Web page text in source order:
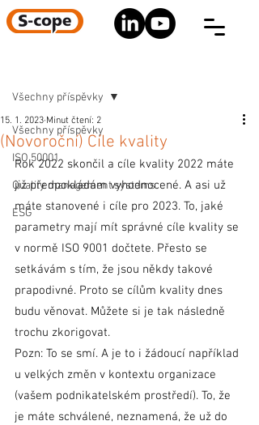
Všechny příspěvky
ISO 50001
Quality management systems
ESG
Všechny příspěvky
(Novoroční) Cíle kvality
15. 1. 2023 Minut čtení: 2
Rok 2022 skončil a cíle kvality 2022 máte
již předpokládám vyhodnocené. A asi už
máte stanovené i cíle pro 2023. To, jaké
parametry mají mít správné cíle kvality se
v normě ISO 9001 dočtete. Přesto se
setkávám s tím, že jsou někdy takové
prapodivné. Proto se cílům kvality dnes
budu věnovat. Můžete si je tak následně
trochu zkorigovat.
Pozn: To se smí. A je to i žádoucí například
u velkých změn v kontextu organizace
(vašem podnikatelském prostředí). To, že
je máte schválené, neznamená, že už do